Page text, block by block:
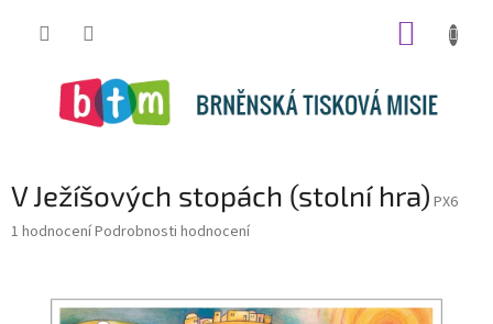
V Ježíšových stopách (stolní hra) PX6
Průměrné
1 hodnoceníPodrobnosti hodnocení